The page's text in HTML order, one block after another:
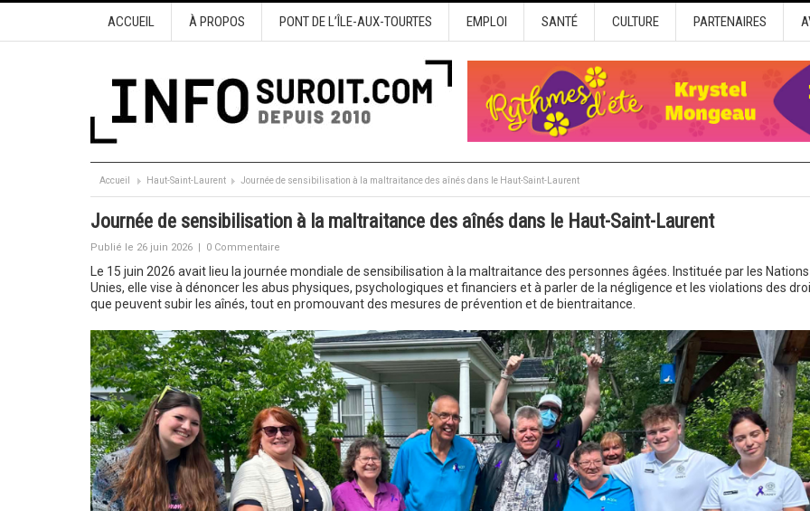
ACCUEIL À PROPOS PONT DE L’ÎLE-AUX-TOURTES EMPLOI SANTÉ CULTURE PARTENAIRES
Accueil Haut-Saint-Laurent Journée de sensibilisation à la maltraitance des aînés dans le Haut-Saint-Laurent
Journée de sensibilisation à la maltraitance des aînés dans le Haut-Saint-Laurent
Publié le 26 juin 2026 | 0 Commentaire
Le 15 juin 2026 avait lieu la journée mondiale de sensibilisation à la maltraitance des personnes âgées. Instituée par les Nations
Unies, elle vise à dénoncer les abus physiques, psychologiques et financiers et à parler de la négligence et les violations des
que peuvent subir les aînés, tout en promouvant des mesures de prévention et de bientraitance.